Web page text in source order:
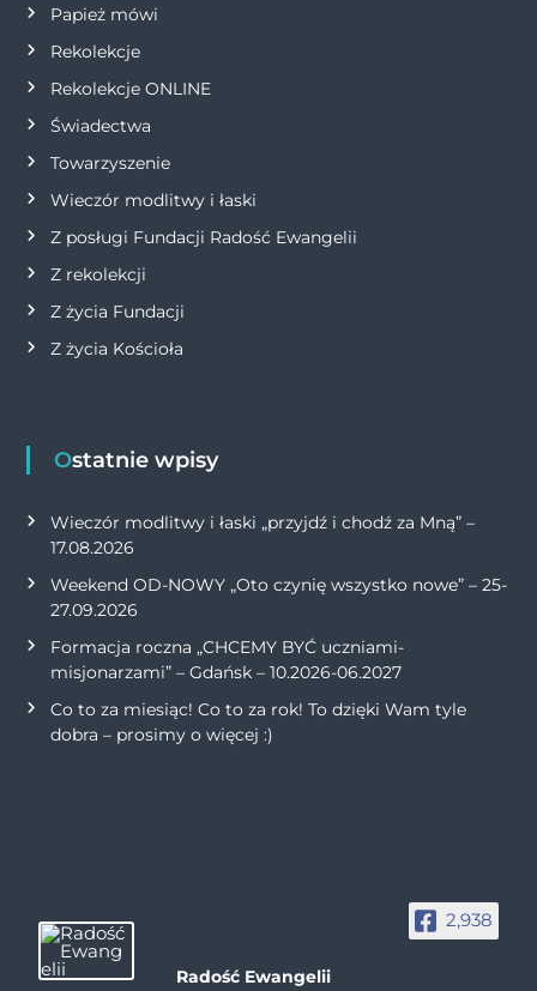
s
u
Papież mówi
Rekolekcje
Rekolekcje ONLINE
Świadectwa
Towarzyszenie
Wieczór modlitwy i łaski
Z posługi Fundacji Radość Ewangelii
Z rekolekcji
Z życia Fundacji
Z życia Kościoła
Ostatnie wpisy
Wieczór modlitwy i łaski „przyjdź i chodź za Mną” –
17.08.2026
Weekend OD-NOWY „Oto czynię wszystko nowe” – 25-
27.09.2026
Formacja roczna „CHCEMY BYĆ uczniami-
misjonarzami” – Gdańsk – 10.2026-06.2027
Co to za miesiąc! Co to za rok! To dzięki Wam tyle
dobra – prosimy o więcej :)
2,938
Radość Ewangelii